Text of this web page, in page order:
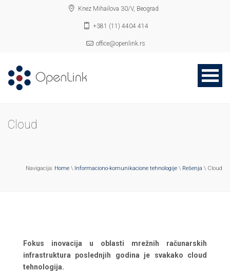
Knez Mihailova 30/V, Beograd
+381 (11) 4404 414
office@openlink.rs
Cloud
Navigacija: Home \ Informaciono-komunikacione tehnologije \ Rešenja \ Cloud
Fokus inovacija u oblasti mrežnih računarskih
infrastruktura poslednjih godina je svakako cloud
tehnologija.